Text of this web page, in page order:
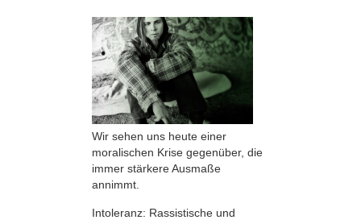
Wir sehen uns heute einer
moralischen Krise gegenüber, die
immer stärkere Ausmaße
annimmt.
Intoleranz: Rassistische und